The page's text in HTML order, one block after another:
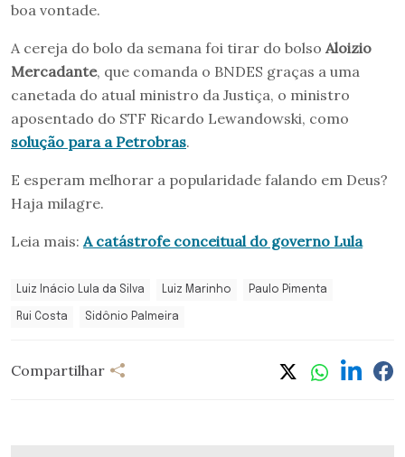
boa vontade.
A cereja do bolo da semana foi tirar do bolso Aloizio
Mercadante, que comanda o BNDES graças a uma
canetada do atual ministro da Justiça, o ministro
aposentado do STF Ricardo Lewandowski, como
solução para a Petrobras.
E esperam melhorar a popularidade falando em Deus?
Haja milagre.
Leia mais:A catástrofe conceitual do governo Lula
Luiz Inácio Lula da Silva Luiz Marinho Paulo Pimenta
Rui Costa Sidônio Palmeira
Compartilhar